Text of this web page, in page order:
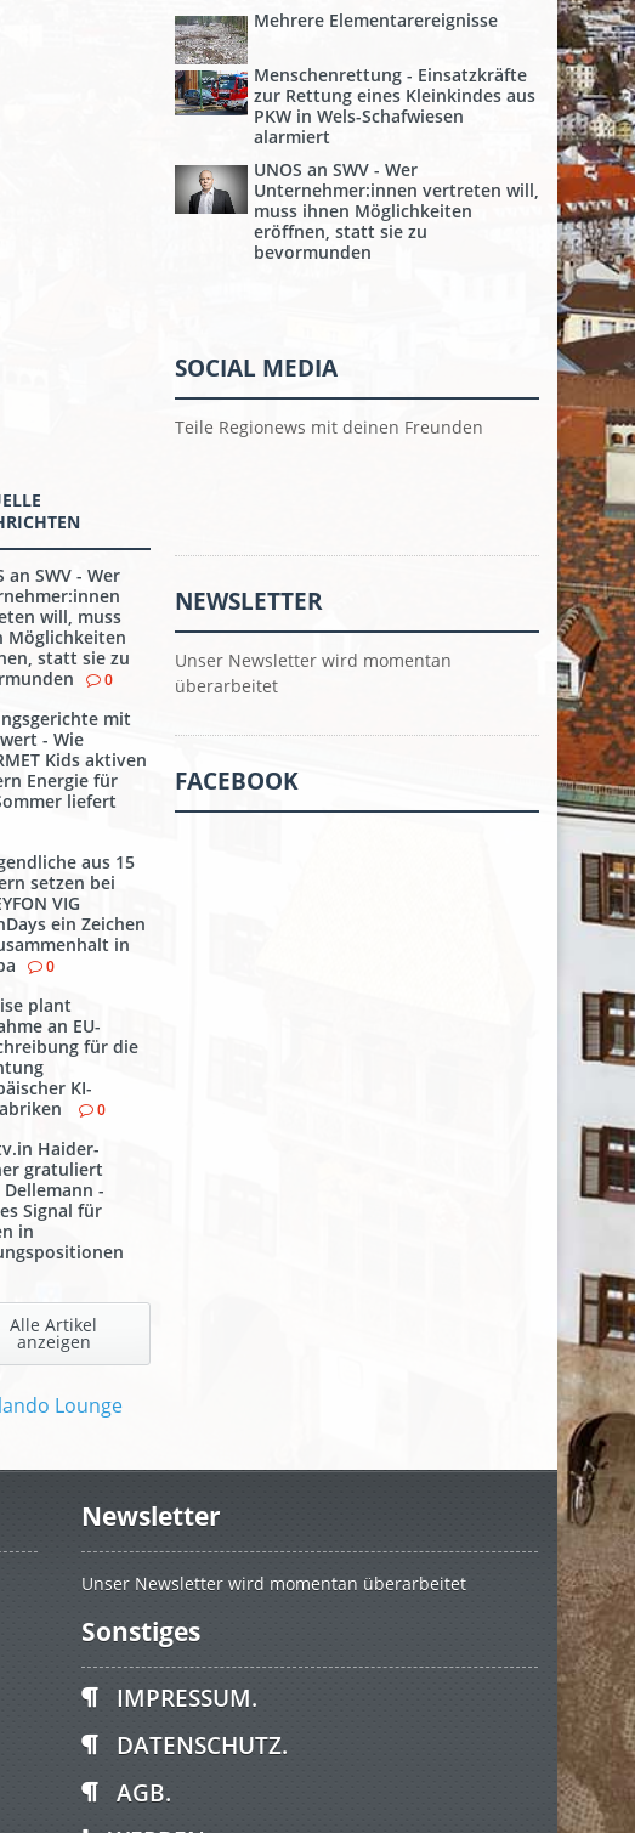
an SWV - Wer
will, muss
Möglichkeiten
statt sie zu
0
mit
- Wie
Kids aktiven
Energie für
liefert
aus 15
setzen bei
VIG
ein Zeichen
in
0
plant
an EU-
für die
KI-
0
Haider-
gratuliert
Dellemann -
Signal für
in
Alle Artikel
anzeigen
Mehrere Elementarereignisse
Menschenrettung - Einsatzkräfte
zur Rettung eines Kleinkindes aus
PKW in Wels-Schafwiesen
alarmiert
UNOS an SWV - Wer
Unternehmer:innen vertreten will,
muss ihnen Möglichkeiten
eröffnen, statt sie zu
bevormunden
SOCIAL MEDIA
Teile Regionews mit deinen Freunden
NEWSLETTER
Unser Newsletter wird momentan
überarbeitet
FACEBOOK
Newsletter
Unser Newsletter wird momentan überarbeitet
Sonstiges
IMPRESSUM.
DATENSCHUTZ.
AGB.